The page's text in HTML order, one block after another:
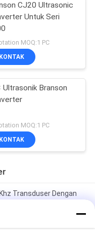
CJ20 Ultrasonic
Untuk Seri
MOQ:1 PC
KONTAK
Ultrasonik Branson
MOQ:1 PC
KONTAK
Transduser Dengan
1200w Dengan Bahan